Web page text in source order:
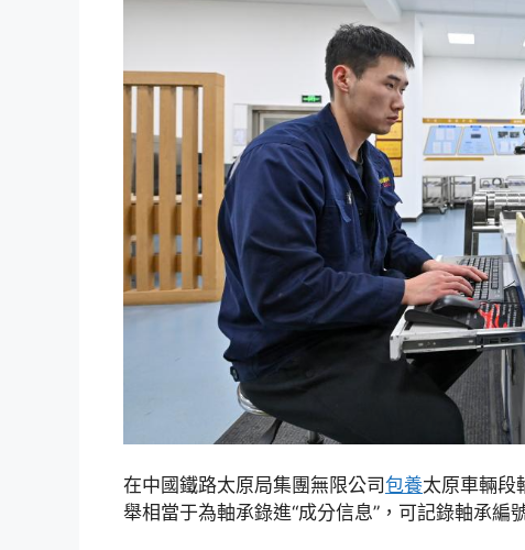
在中國鐵路太原局集團無限公司包養太原車輛段
舉相當于為軸承錄進“成分信息”，可記錄軸承編